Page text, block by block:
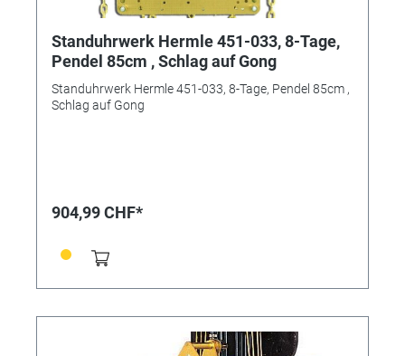
Standuhrwerk Hermle 451-033, 8-Tage,
Pendel 85cm , Schlag auf Gong
Standuhrwerk Hermle 451-033, 8-Tage, Pendel 85cm ,
Schlag auf Gong
904,99 CHF*